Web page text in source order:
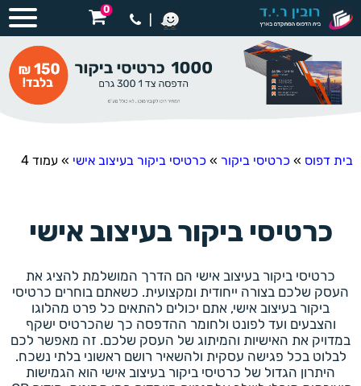
0
בית דפוס » כרטיסי ביקור » כרטיסי ביקור בעיצוב אישי » עמוד 4
כרטיסי ביקור בעיצוב אישי
כרטיסי ביקור בעיצוב אישי הם הדרך המושלמת להציג את
העסק שלכם בצורה ייחודית ומקצועית. כשאתם בוחרים כרטיסי
ביקור בעיצוב אישי, אתם יכולים להתאים כל פרט מהלוגו
והצבעים ועד לפונט ולחומר ההדפסה כך שהכרטיס ישקף
במדויק את האישיות והמיתוג של העסק שלכם. זה מאפשר לכם
לבלוט בכל פגישה עסקית ולהשאיר רושם ראשוני בלתי נשכח.
היתרון הגדול של כרטיסי ביקור בעיצוב אישי הוא הגמישות